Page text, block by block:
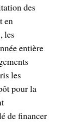
des
en
les
entière
les
pour la
de financer